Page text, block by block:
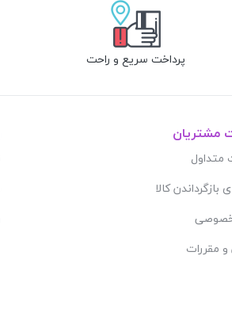
پرداخت سریع و راحت
مشتریان
متداول
بازگرداندن کالا
و مقررات